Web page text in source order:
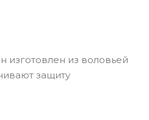
изготовлен из воловьей
защиту